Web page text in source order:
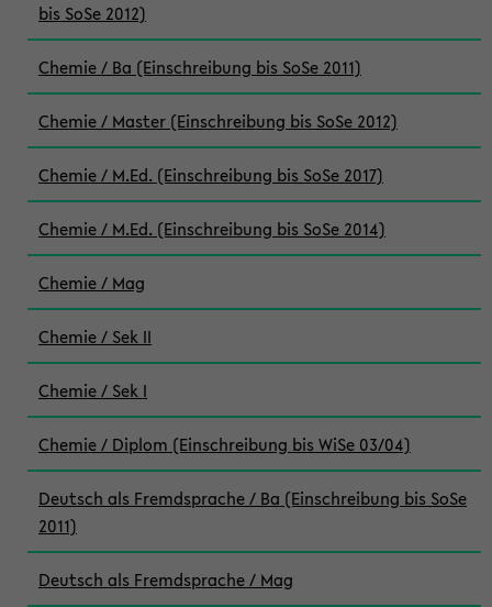
bis SoSe 2012)
Chemie / Ba (Einschreibung bis SoSe 2011)
Chemie / Master (Einschreibung bis SoSe 2012)
Chemie / M.Ed. (Einschreibung bis SoSe 2017)
Chemie / M.Ed. (Einschreibung bis SoSe 2014)
Chemie / Mag
Chemie / Sek II
Chemie / Sek I
Chemie / Diplom (Einschreibung bis WiSe 03/04)
Deutsch als Fremdsprache / Ba (Einschreibung bis SoSe
2011)
Deutsch als Fremdsprache / Mag